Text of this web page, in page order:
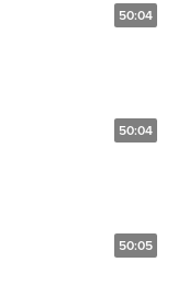
50:04
50:04
50:05